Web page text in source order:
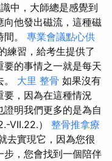
中，大師總是感覺到
向他發出磁流，這種磁
。 專業會議點心供
練習，給考生提供了
的事情之一就是每天
大里 整骨 如果沒有
，因為在這種情況
明我們更多的是為自
VII.22.） 整骨推拿療
去實現它，因為您很
步，您會找到一個陪伴